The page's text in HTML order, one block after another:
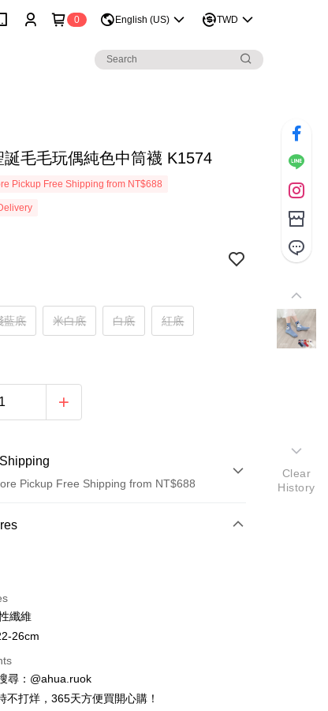
0 English (US) TWD
毛毛玩偶純色中筒襪 K1574
Pickup Free Shipping from NT$688
藍底 米白底 白底 紅底
Pickup Free Shipping from NT$688
Payment)
Pickup and Pay
纖維
26cm
尋：@ahua.ruok
不打烊，365天方便買開心購！
Clear
History